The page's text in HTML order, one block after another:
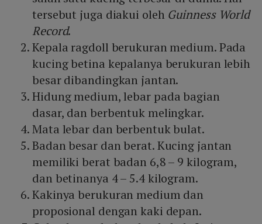
tersebut juga diakui oleh Guinness World
Record.
Kepala ragdoll berukuran medium. Pada
kucing betina kepalanya berukuran lebih
besar dibandingkan jantan.
Hidung medium, lebar pada bagian
dasar, dan berbentuk melingkar.
Mata lebar dan berbentuk bulat.
Badan besar dan berat. Kucing jantan
memiliki berat badan 6,8 – 9 kilogram,
dan betinanya 4 – 5.4 kilogram.
Kakinya berukuran medium dan
proposional dengan kaki depan.